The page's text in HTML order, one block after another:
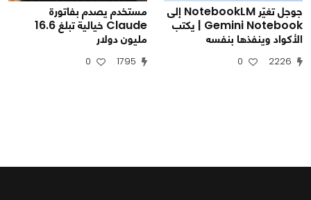
جوجل تغيّر NotebookLM إلى
Gemini Notebook | يكتب
الأكواد وينفذها بنفسه
2226
0
مستخدم يصدم بفاتورة
Claude خيالية تبلغ 16.6
مليون دولار
1795
0